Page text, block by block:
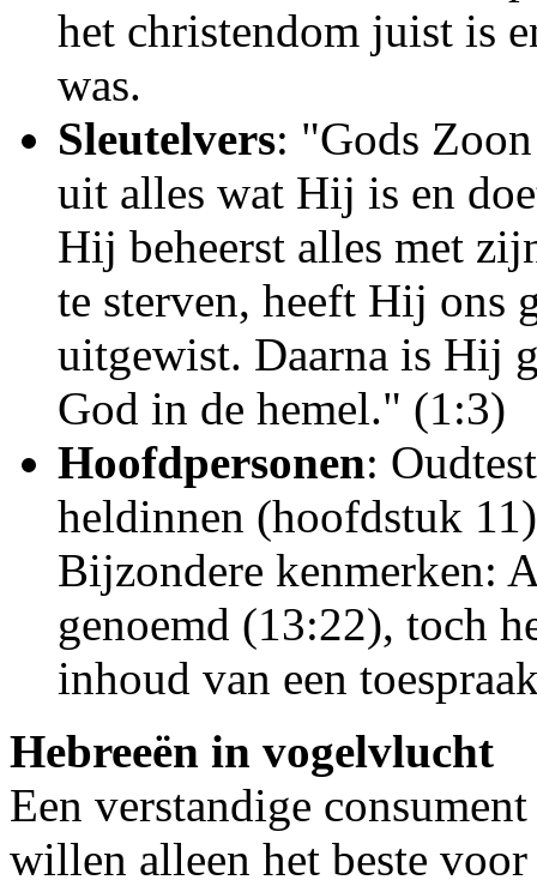
het christendom juist is
was.
Sleutelvers: "Gods
uit alles wat Hij is en
Hij beheerst alles met
te sterven, heeft Hij ons
uitgewist. Daarna is Hij
God in de hemel." (1:3)
Hoofdpersonen:
heldinnen (hoofdstuk 11)
Bijzondere kenmerken:
genoemd (13:22), toch
inhoud van een
Hebreeën in vogelvlucht
Een verstandige
willen alleen het beste